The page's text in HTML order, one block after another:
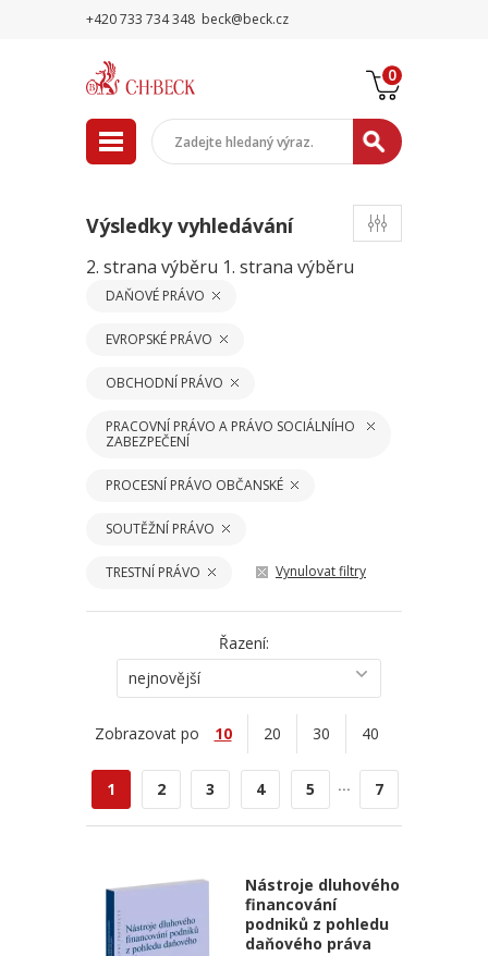
+420 733 734 348 beck@beck.cz
0
Výsledky vyhledávání
2. strana výběru 1. strana výběru
DAŇOVÉ PRÁVO
EVROPSKÉ PRÁVO
OBCHODNÍ PRÁVO
PRACOVNÍ PRÁVO A PRÁVO SOCIÁLNÍHO
ZABEZPEČENÍ
PROCESNÍ PRÁVO OBČANSKÉ
SOUTĚŽNÍ PRÁVO
TRESTNÍ PRÁVO Vynulovat filtry
Řazení:
nejnovější
Zobrazovat po 10 20 30 40
1 2 3 4 5 ... 7
Nástroje dluhového
financování
podniků z pohledu
daňového práva